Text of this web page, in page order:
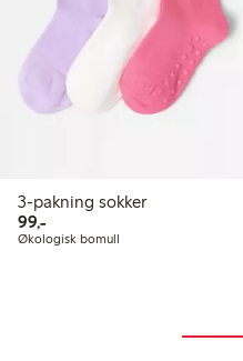
3-pakning sokker
99,-99,00 kr
Økologisk bomull